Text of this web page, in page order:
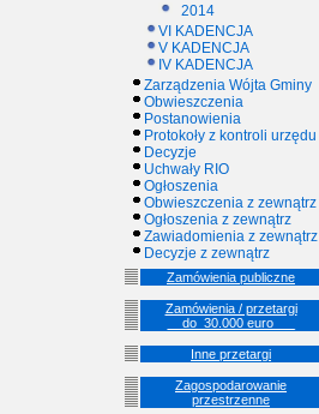
2014
VI KADENCJA
V KADENCJA
IV KADENCJA
Zarządzenia Wójta Gminy
Obwieszczenia
Postanowienia
Protokoły z kontroli urzędu
Decyzje
Uchwały RIO
Ogłoszenia
Obwieszczenia z zewnątrz
Ogłoszenia z zewnątrz
Zawiadomienia z zewnątrz
Decyzje z zewnątrz
Zamówienia publiczne
Zamówienia / przetargi
__do_30.000 euro___
Inne przetargi
Zagospodarowanie
przestrzenne